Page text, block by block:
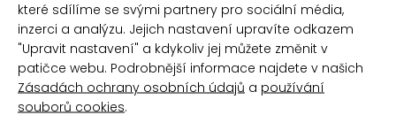
Chejn BARRY se zvěřinou
konzerva pro psy, 850 g
Chejn BARRY s kachnou
konzerva pro psy, 850 g
které sdílíme se svými partnery pro sociální média,
inzerci a analýzu. Jejich nastavení upravíte odkazem
"Upravit nastavení" a kdykoliv jej můžete změnit v
patičce webu. Podrobnější informace najdete v našich
Zásadách ochrany osobních údajů a používání
souborů cookies.